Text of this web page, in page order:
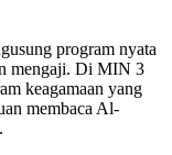
program nyata
mengaji. Di MIN 3
keagamaan yang
membaca Al-